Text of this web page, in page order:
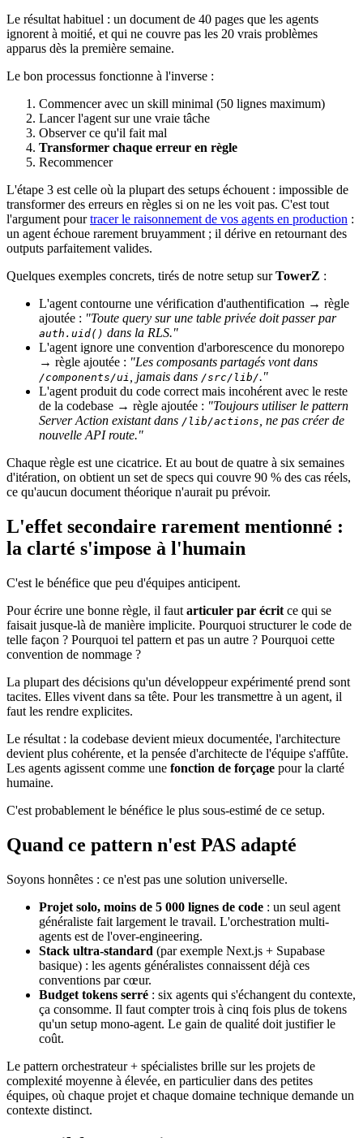
Le résultat habituel : un document de 40 pages que les agents
ignorent à moitié, et qui ne couvre pas les 20 vrais problèmes
apparus dès la première semaine.
Le bon processus fonctionne à l'inverse :
Commencer avec un skill minimal (50 lignes maximum)
Lancer l'agent sur une vraie tâche
Observer ce qu'il fait mal
Transformer chaque erreur en règle
Recommencer
L'étape 3 est celle où la plupart des setups échouent : impossible de
transformer des erreurs en règles si on ne les voit pas. C'est tout
l'argument pourtracer le raisonnement de vos agents en production :
un agent échoue rarement bruyamment ; il dérive en retournant des
outputs parfaitement valides.
Quelques exemples concrets, tirés de notre setup surTowerZ :
L'agent contourne une vérification d'authentification → règle
ajoutée : "Toute query sur une table privée doit passer par
auth.uid() dans la RLS."
L'agent ignore une convention d'arborescence du monorepo
→ règle ajoutée : "Les composants partagés vont dans
/components/ui , jamais dans /src/lib/."
L'agent produit du code correct mais incohérent avec le reste
de la codebase → règle ajoutée : "Toujours utiliser le pattern
Server Action existant dans /lib/actions , ne pas créer de
nouvelle API route."
Chaque règle est une cicatrice. Et au bout de quatre à six semaines
d'itération, on obtient un set de specs qui couvre 90 % des cas réels,
ce qu'aucun document théorique n'aurait pu prévoir.
L'effet secondaire rarement mentionné :
la clarté s'impose à l'humain
C'est le bénéfice que peu d'équipes anticipent.
Pour écrire une bonne règle, il faut articuler par écrit ce qui se
faisait jusque-là de manière implicite. Pourquoi structurer le code de
telle façon ? Pourquoi tel pattern et pas un autre ? Pourquoi cette
convention de nommage ?
La plupart des décisions qu'un développeur expérimenté prend sont
tacites. Elles vivent dans sa tête. Pour les transmettre à un agent, il
faut les rendre explicites.
Le résultat : la codebase devient mieux documentée, l'architecture
devient plus cohérente, et la pensée d'architecte de l'équipe s'affûte.
Les agents agissent comme une fonction de forçage pour la clarté
humaine.
C'est probablement le bénéfice le plus sous-estimé de ce setup.
Quand ce pattern n'est PAS adapté
Soyons honnêtes : ce n'est pas une solution universelle.
Projet solo, moins de 5 000 lignes de code : un seul agent
généraliste fait largement le travail. L'orchestration multi-
agents est de l'over-engineering.
Stack ultra-standard (par exemple Next.js + Supabase
basique) : les agents généralistes connaissent déjà ces
conventions par cœur.
Budget tokens serré : six agents qui s'échangent du contexte,
ça consomme. Il faut compter trois à cinq fois plus de tokens
qu'un setup mono-agent. Le gain de qualité doit justifier le
coût.
Le pattern orchestrateur + spécialistes brille sur les projets de
complexité moyenne à élevée, en particulier dans des petites
équipes, où chaque projet et chaque domaine technique demande un
contexte distinct.